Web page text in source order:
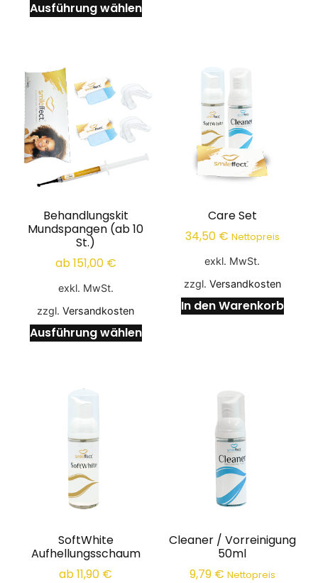
Ausführung wählen
Behandlungskit
Mundspangen (ab 10
St.)
ab151,00 €
exkl. MwSt.
zzgl.Versandkosten
Ausführung wählen
Care Set
34,50 € Nettopreis
exkl. MwSt.
zzgl. Versandkosten
In den Warenkorb
SoftWhite
Aufhellungsschaum
ab11,90 €
Cleaner / Vorreinigung
50ml
9,79 € Nettopreis